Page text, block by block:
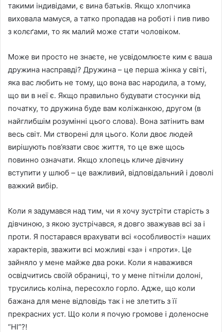
такими індивідами, є вина батьків. Якщо хлопчика
виховала мамуся, а татко пропадав на роботі і пив пиво
з колєґами, то як малий може стати чоловіком.
Може ви просто не знаєте, не усвідомлюєте ким є ваша
дружина насправді? Дружина – це перша жінка у світі,
яка вас любить не тому, що вона вас народила, а тому,
що ви в неї є. Якщо правильно будувати стосунки від
початку, то дружина буде вам коліжанкою, другом (в
найглибшім розумінні цього слова). Вона затінить вам
весь світ. Ми створені для цього. Коли двоє людей
вирішують пов’язати своє життя, то це вже щось
повинно означати. Якщо хлопець кличе дівчину
вступити у шлюб – це важливий, відповідальний і доволі
важкий вибір.
Коли я задумався над тим, чи я хочу зустріти старість з
дівчиною, з якою зустрічався, я довго зважував всі за і
проти. Я постарався врахувати всі «особливості» наших
характерів, зважити всі можливі «за» і «проти». Це
зайняло у мене майже два роки. Коли я наважився
освідчитись своїй обраниці, то у мене пітніли долоні,
трусились коліна, пересохло горло. Адже, що коли
бажана для мене відповідь так і не злетить з її
прекрасних уст. Що коли я почую громове і доленосне
“НІ”?!